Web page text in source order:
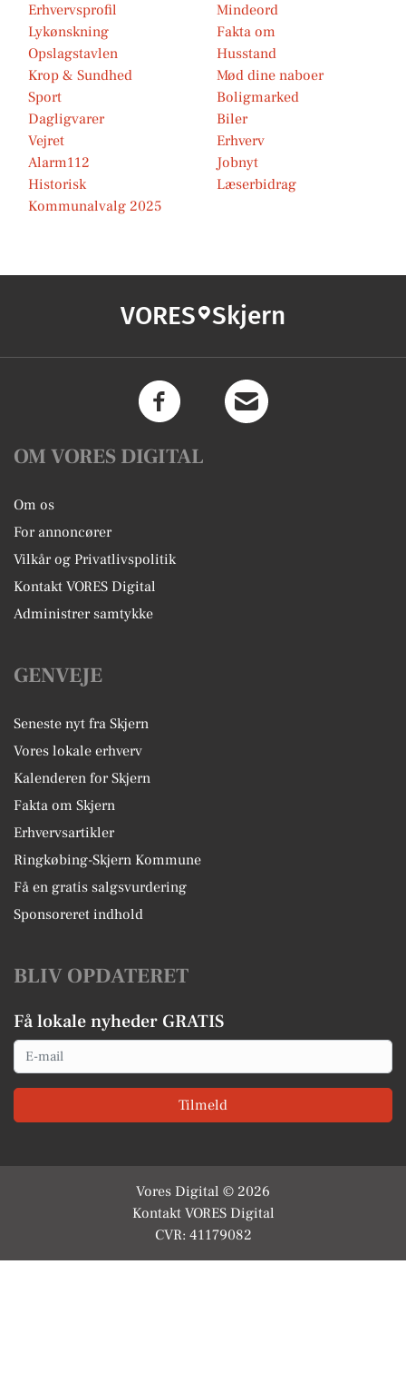
Erhvervsprofil
Mindeord
Lykønskning
Fakta om
Opslagstavlen
Husstand
Krop & Sundhed
Mød dine naboer
Sport
Boligmarked
Dagligvarer
Biler
Vejret
Erhverv
Alarm112
Jobnyt
Historisk
Læserbidrag
Kommunalvalg 2025
VORES Skjern
OM VORES DIGITAL
Om os
For annoncører
Vilkår og Privatlivspolitik
Kontakt VORES Digital
Administrer samtykke
GENVEJE
Seneste nyt fra Skjern
Vores lokale erhverv
Kalenderen for Skjern
Fakta om Skjern
Erhvervsartikler
Ringkøbing-Skjern Kommune
Få en gratis salgsvurdering
Sponsoreret indhold
BLIV OPDATERET
Få lokale nyheder GRATIS
Email
Tilmeld
Vores Digital © 2026
Kontakt VORES Digital
CVR: 41179082